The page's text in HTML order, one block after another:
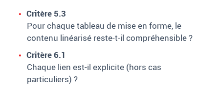
Critère 5.3
Pour chaque tableau de mise en forme, le
contenu linéarisé reste-t-il compréhensible ?
Critère 6.1
Chaque lien est-il explicite (hors cas
particuliers) ?